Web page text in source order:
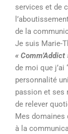
services et de
de la
Je suis Marie-
« Comm’Addict
de moi que j’ai
personnalité
passion et ses
de relever
Mes domaines
à la c